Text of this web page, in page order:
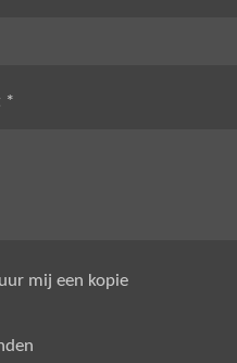
*
mij een kopie